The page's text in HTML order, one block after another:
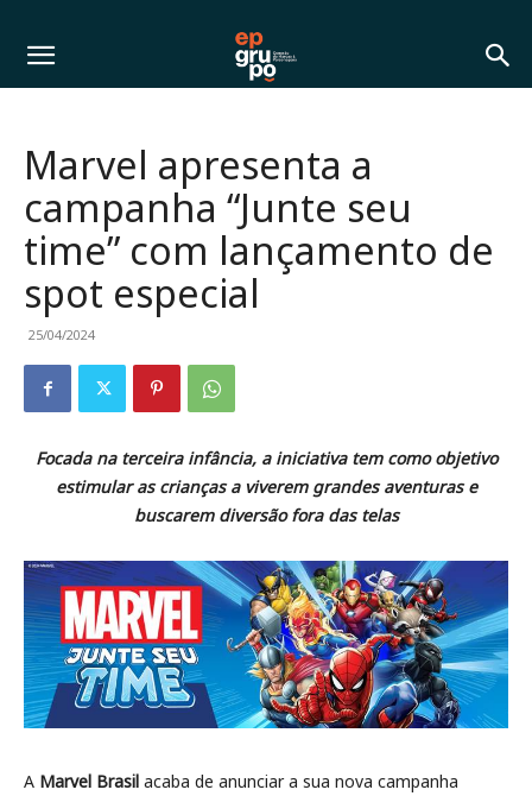
Marvel apresenta a
campanha “Junte seu
time” com lançamento de
spot especial
25/04/2024
Focada na terceira infância, a iniciativa tem como objetivo
estimular as crianças a viverem grandes aventuras e
buscarem diversão fora das telas
A Marvel Brasil acaba de anunciar a sua nova campanha